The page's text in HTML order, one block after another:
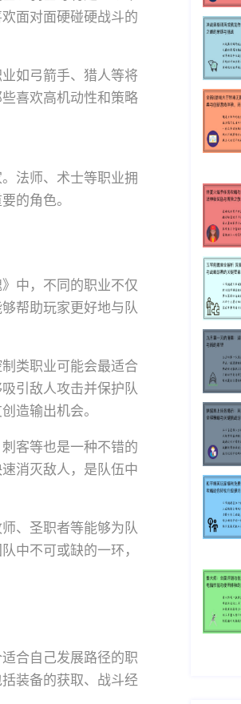
面对面硬碰硬战斗的
如弓箭手、猎人等将
喜欢高机动性和策略
法师、术士等职业拥
的角色。
中，不同的职业不仅
帮助玩家更好地与队
类职业可能会最适合
引敌人攻击并保护队
造输出机会。
客等也是一种不错的
消灭敌人，是队伍中
、圣职者等能够为队
中不可或缺的一环，
合自己发展路径的职
装备的获取、战斗经